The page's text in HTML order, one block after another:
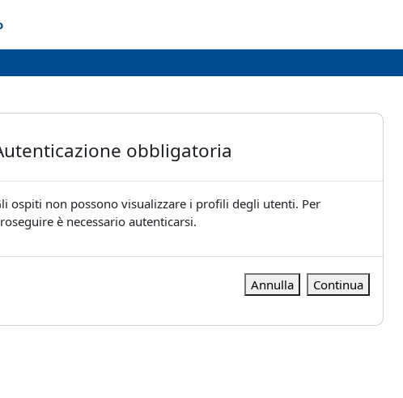
obbligatoria
ospiti non possono visualizzare i profili degli utenti. Per
è necessario autenticarsi.
Annulla Continua